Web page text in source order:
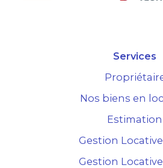
Services
Nos biens en
Estimation
Gestion
Gestion